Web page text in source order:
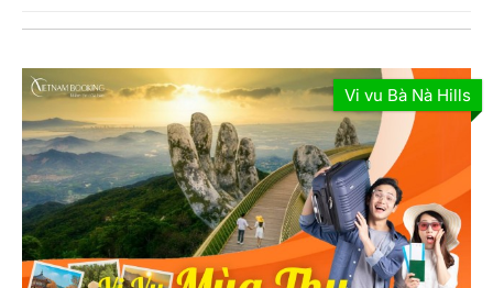
Vi vu Bà Nà Hills